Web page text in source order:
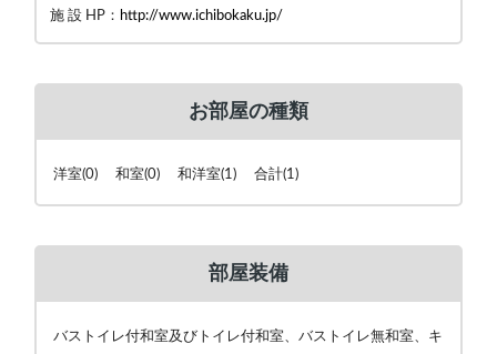
施 設 HP： http://www.ichibokaku.jp/
お部屋の種類
洋室(0) 和室(0) 和洋室(1) 合計(1)
部屋装備
バストイレ付和室及びトイレ付和室、バストイレ無和室、キ